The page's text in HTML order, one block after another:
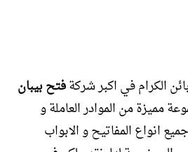
الكرام في اكبر شركةفتح بيبان
مميزة من الموادر العاملة و
انواع المفاتيح و الابواب